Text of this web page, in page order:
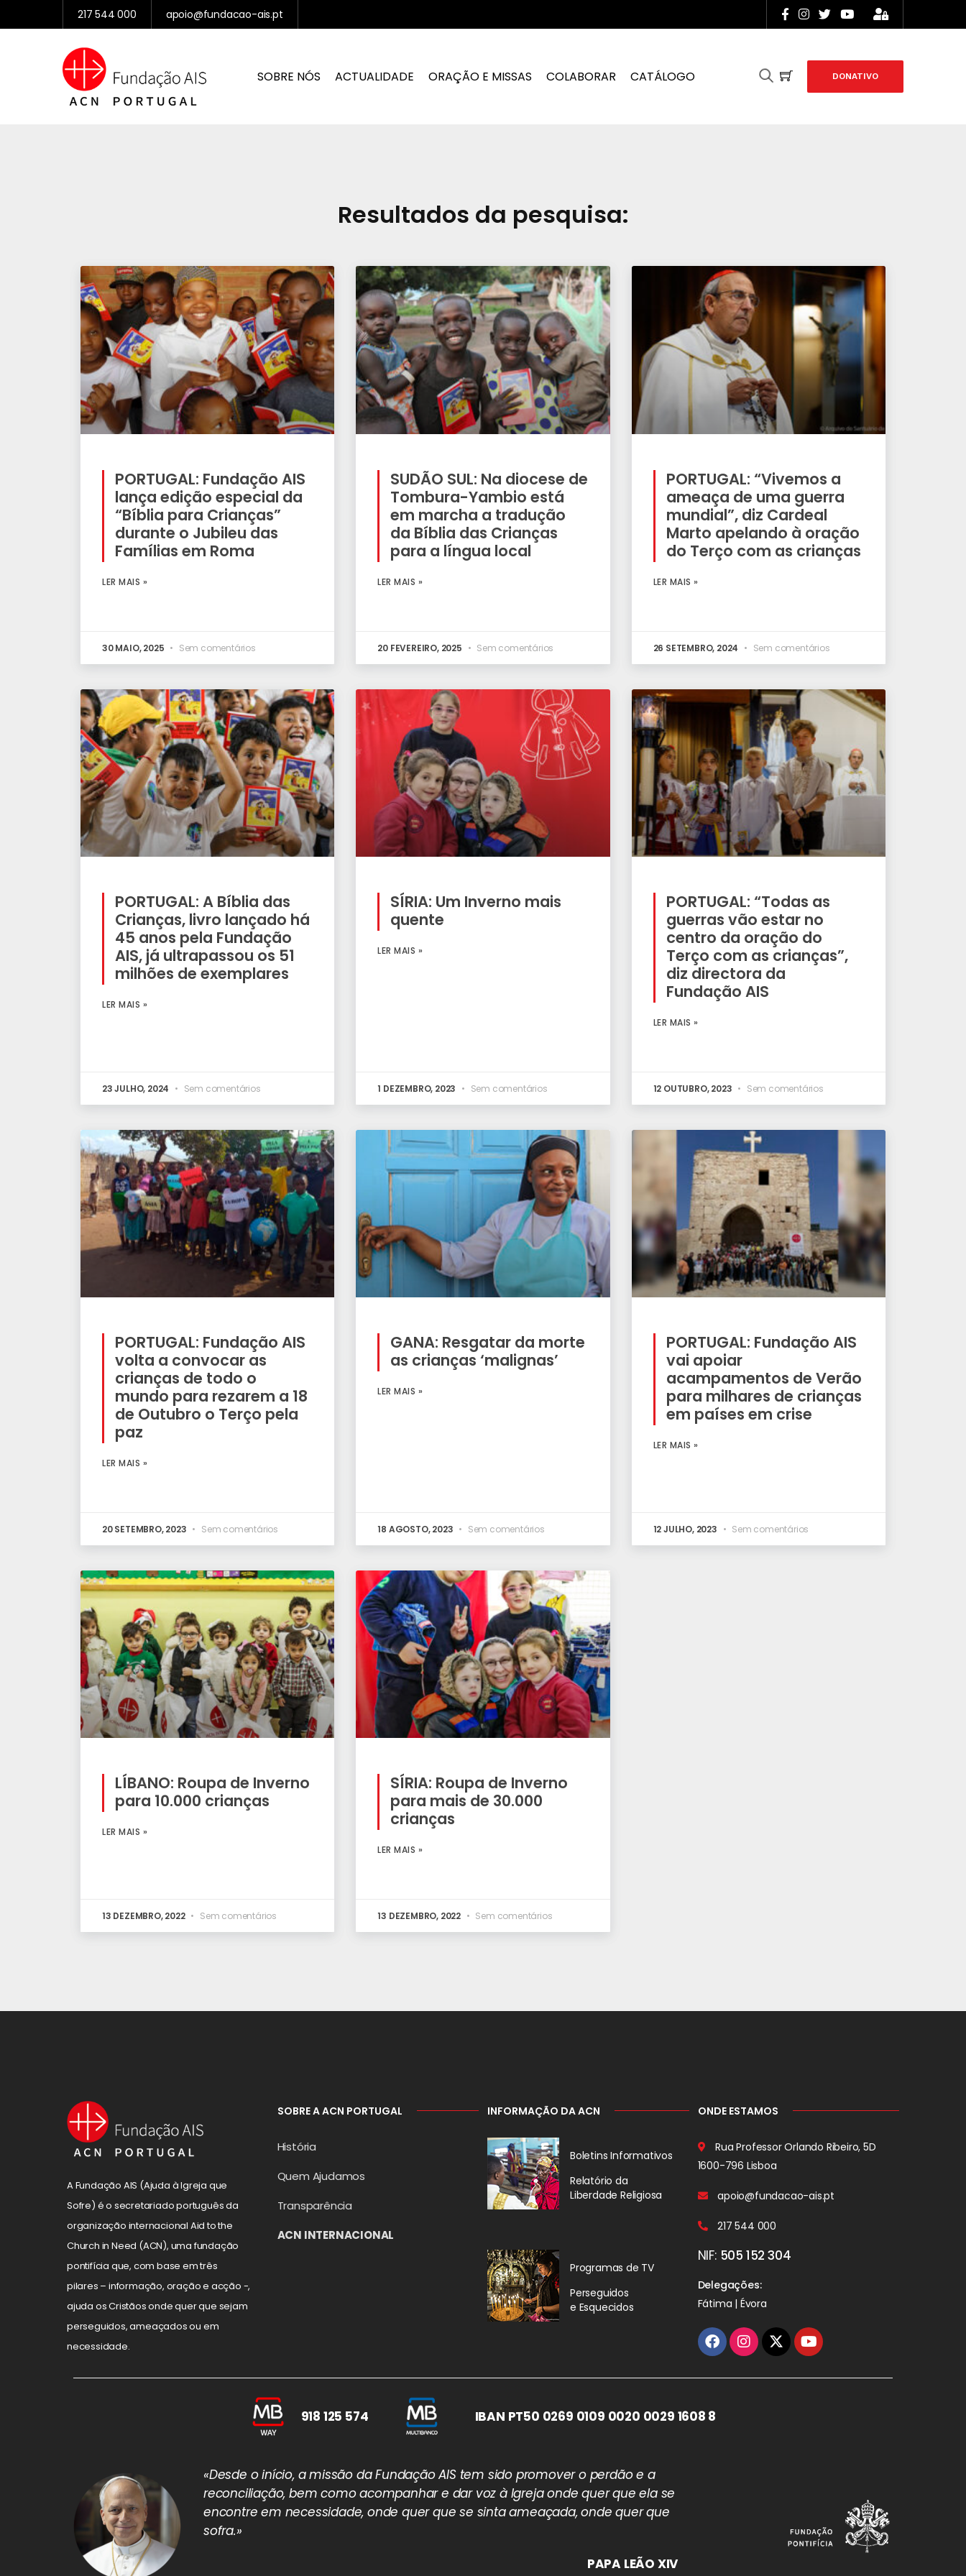
217 544 000 apoio@fundacao-ais.pt
SOBRE NÓS ACTUALIDADE ORAÇÃO E MISSAS COLABORAR CATÁLOGO DONATIVO
Resultados da pesquisa:
PORTUGAL: Fundação AIS
lança edição especial da
“Bíblia para Crianças”
durante o Jubileu das
Famílias em Roma
LER MAIS »
30 MAIO, 2025 Sem comentários
SUDÃO SUL: Na diocese de
Tombura-Yambio está
em marcha a tradução
da Bíblia das Crianças
para a língua local
LER MAIS »
20 FEVEREIRO, 2025 Sem comentários
PORTUGAL: “Vivemos a
ameaça de uma guerra
mundial”, diz Cardeal
Marto apelando à oração
do Terço com as crianças
LER MAIS »
26 SETEMBRO, 2024 Sem comentários
PORTUGAL: A Bíblia das
Crianças, livro lançado há
45 anos pela Fundação
AIS, já ultrapassou os 51
milhões de exemplares
LER MAIS »
23 JULHO, 2024 Sem comentários
SÍRIA: Um Inverno mais
quente
LER MAIS »
1 DEZEMBRO, 2023 Sem comentários
PORTUGAL: “Todas as
guerras vão estar no
centro da oração do
Terço com as crianças”,
diz directora da
Fundação AIS
LER MAIS »
12 OUTUBRO, 2023 Sem comentários
PORTUGAL: Fundação AIS
volta a convocar as
crianças de todo o
mundo para rezarem a 18
de Outubro o Terço pela
paz
LER MAIS »
20 SETEMBRO, 2023 Sem comentários
GANA: Resgatar da morte
as crianças ‘malignas’
LER MAIS »
18 AGOSTO, 2023 Sem comentários
PORTUGAL: Fundação AIS
vai apoiar
acampamentos de Verão
para milhares de crianças
em países em crise
LER MAIS »
12 JULHO, 2023 Sem comentários
LÍBANO: Roupa de Inverno
para 10.000 crianças
LER MAIS »
13 DEZEMBRO, 2022 Sem comentários
SÍRIA: Roupa de Inverno
para mais de 30.000
crianças
LER MAIS »
13 DEZEMBRO, 2022 Sem comentários
A Fundação AIS (Ajuda à Igreja que
Sofre) é o secretariado português da
organização internacional Aid to the
Church in Need (ACN), uma fundação
pontifícia que, com base em três
pilares – informação, oração e acção -,
ajuda os Cristãos onde quer que sejam
perseguidos, ameaçados ou em
necessidade.
SOBRE A ACN PORTUGAL
História
Quem Ajudamos
Transparência
ACN INTERNACIONAL
INFORMAÇÃO DA ACN
Boletins Informativos
Relatório da
Liberdade Religiosa
Programas de TV
Perseguidos
e Esquecidos
ONDE ESTAMOS
Rua Professor Orlando Ribeiro, 5D
1600-796 Lisboa
apoio@fundacao-ais.pt
217 544 000
NIF: 505 152 304
Delegações:
Fátima | Évora
918 125 574 IBAN PT50 0269 0109 0020 0029 1608 8
«Desde o início, a missão da Fundação AIS tem sido promover o perdão e a
reconciliação, bem como acompanhar e dar voz à Igreja onde quer que ela se
encontre em necessidade, onde quer que se sinta ameaçada, onde quer que
sofra.»
PAPA LEÃO XIV